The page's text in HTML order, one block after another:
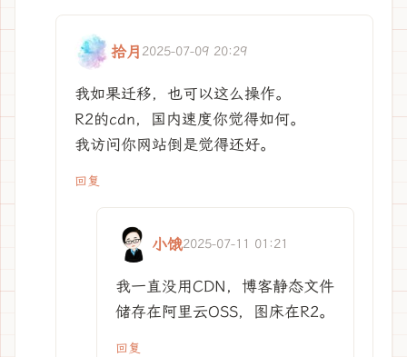
拾月 2025-07-09 20:29
我如果迁移，也可以这么操作。
R2的cdn，国内速度你觉得如何。
我访问你网站倒是觉得还好。
回复
小饿2025-07-11 01:21
我一直没用CDN，博客静态文件
储存在阿里云OSS，图床在R2。
回复